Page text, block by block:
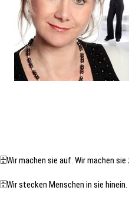
🗄️Wir machen sie auf. Wir machen sie
🗄️Wir stecken Menschen in sie hinein.